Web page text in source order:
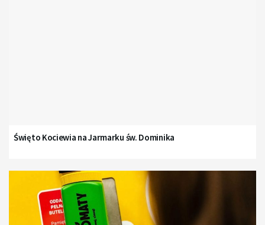
Święto Kociewia na Jarmarku św. Dominika